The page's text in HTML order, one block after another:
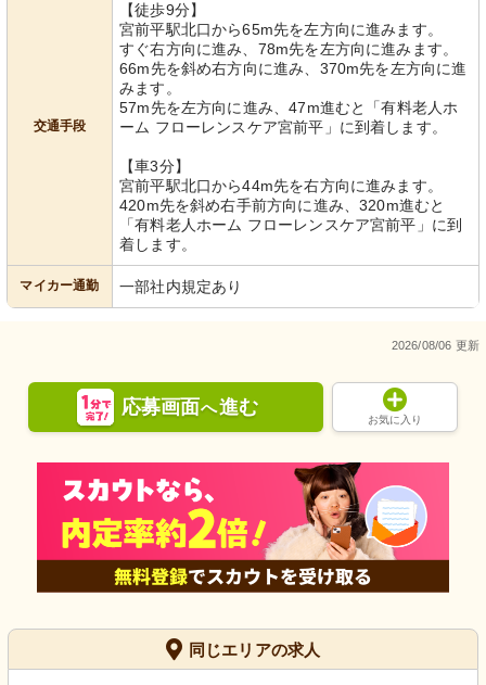
交通手段
【徒歩9分】
宮前平駅北口から65m先を左方向に進みます。
すぐ右方向に進み、78m先を左方向に進みます。
66m先を斜め右方向に進み、370m先を左方向に進
みます。
57m先を左方向に進み、47m進むと「有料老人ホ
ーム フローレンスケア宮前平」に到着します。
【車3分】
宮前平駅北口から44m先を右方向に進みます。
420m先を斜め右手前方向に進み、320m進むと
「有料老人ホーム フローレンスケア宮前平」に到
着します。
マイカー通勤 一部社内規定あり
2026/08/06 更新
応募画面へ進む
お気に入り
同じエリアの求人